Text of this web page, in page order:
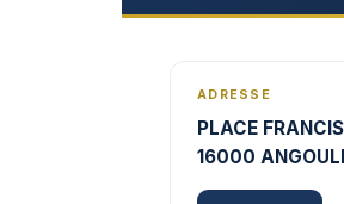
ADRESSE
PLACE
16000